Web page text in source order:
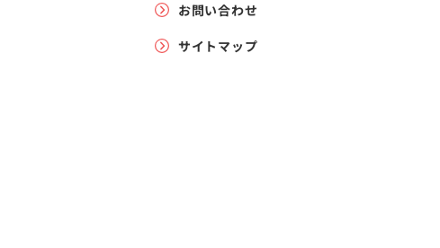
お問い合わせ
サイトマップ